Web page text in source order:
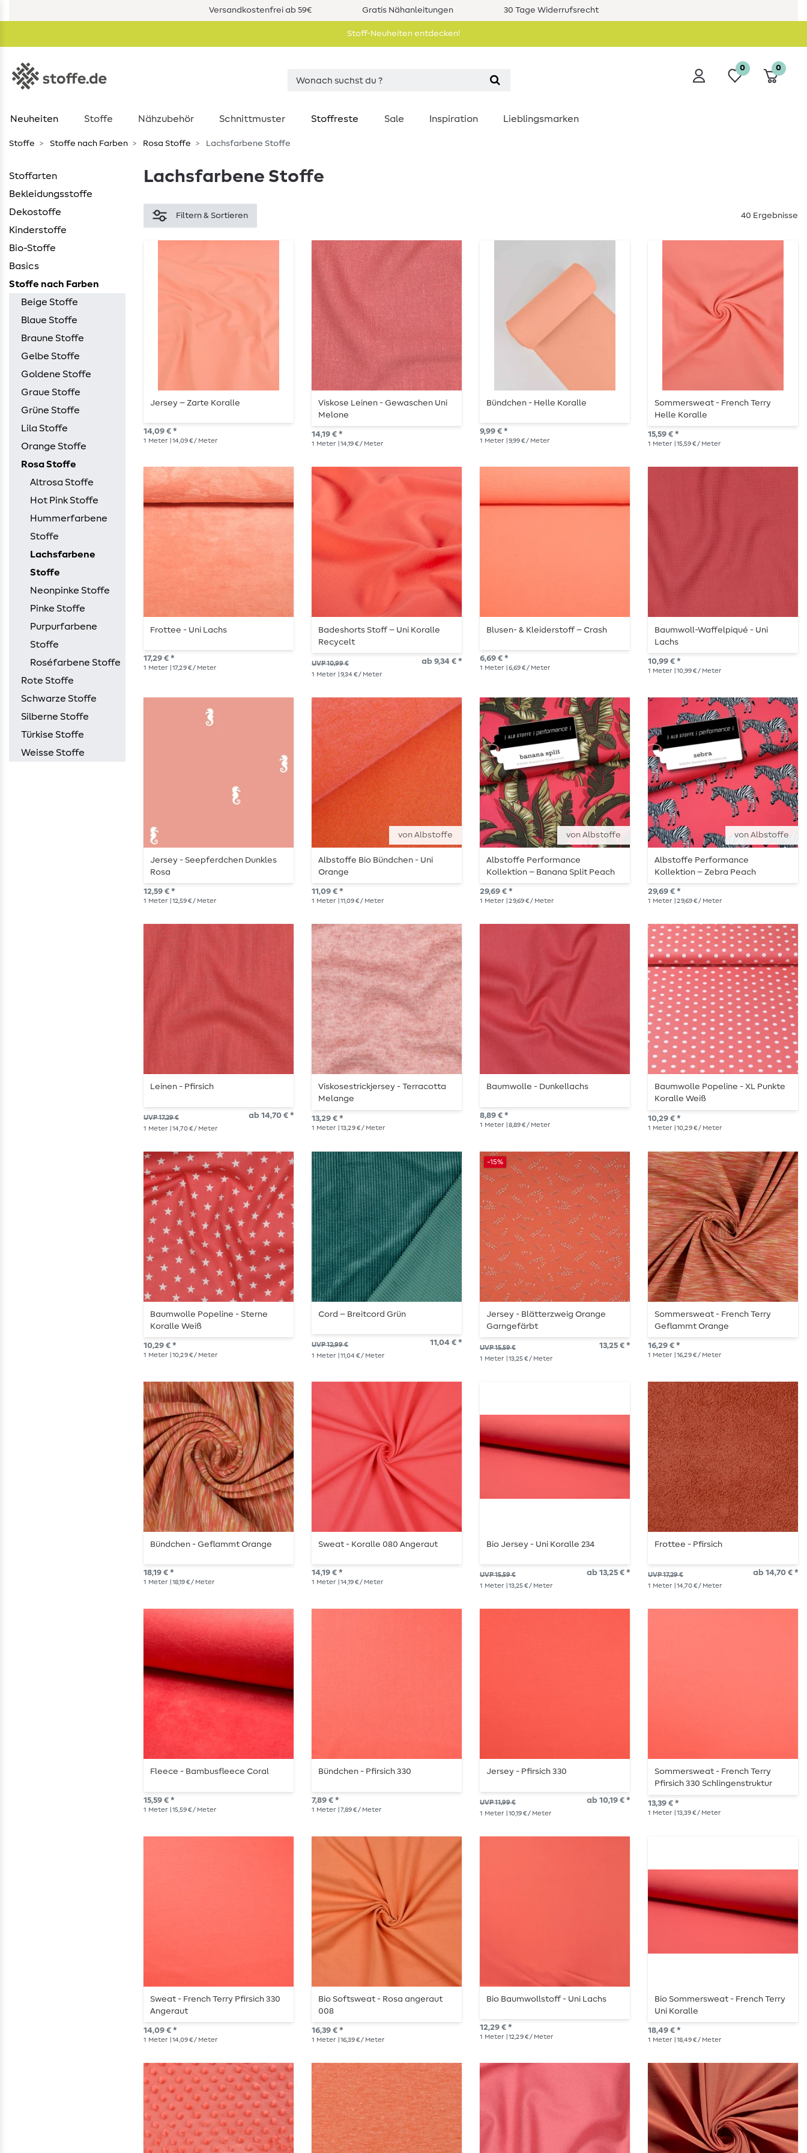
Versandkostenfrei ab 59€ Gratis Nähanleitungen 30 Tage Widerrufsrecht
Stoff-Neuheiten entdecken!
0 0
Neuheiten Stoffe Nähzubehör Schnittmuster Stoffreste Sale Inspiration Lieblingsmarken
Stoffe Stoffe nach Farben Rosa Stoffe Lachsfarbene Stoffe
Stoffarten
Bekleidungsstoffe
Dekostoffe
Kinderstoffe
Bio-Stoffe
Basics
Stoffe nach Farben
Beige Stoffe
Blaue Stoffe
Braune Stoffe
Gelbe Stoffe
Goldene Stoffe
Graue Stoffe
Grüne Stoffe
Lila Stoffe
Orange Stoffe
Rosa Stoffe
Altrosa Stoffe
Hot Pink Stoffe
Hummerfarbene
Stoffe
Lachsfarbene
Stoffe
Neonpinke Stoffe
Pinke Stoffe
Purpurfarbene
Stoffe
Roséfarbene Stoffe
Rote Stoffe
Schwarze Stoffe
Silberne Stoffe
Türkise Stoffe
Weisse Stoffe
Lachsfarbene Stoffe
Filtern & Sortieren 40 Ergebnisse
Jersey – Zarte Koralle
14,09 € *
1 Meter | 14,09 € / Meter
Viskose Leinen - Gewaschen Uni
Melone
14,19 € *
1 Meter | 14,19 € / Meter
Bündchen - Helle Koralle
9,99 € *
1 Meter | 9,99 € / Meter
Sommersweat - French Terry
Helle Koralle
15,59 € *
1 Meter | 15,59 € / Meter
Frottee - Uni Lachs
17,29 € *
1 Meter | 17,29 € / Meter
Badeshorts Stoff – Uni Koralle
Recycelt
UVP 10,99 € ab 9,34 € *
1 Meter | 9,34 € / Meter
Blusen- & Kleiderstoff – Crash
6,69 € *
1 Meter | 6,69 € / Meter
Baumwoll-Waffelpiqué - Uni
Lachs
10,99 € *
1 Meter | 10,99 € / Meter
Jersey - Seepferdchen Dunkles
Rosa
12,59 € *
1 Meter | 12,59 € / Meter
von Albstoffe
Albstoffe Bio Bündchen - Uni
Orange
11,09 € *
1 Meter | 11,09 € / Meter
von Albstoffe
Albstoffe Performance
Kollektion – Banana Split Peach
29,69 € *
1 Meter | 29,69 € / Meter
von Albstoffe
Albstoffe Performance
Kollektion – Zebra Peach
29,69 € *
1 Meter | 29,69 € / Meter
Leinen - Pfirsich
UVP 17,29 € ab 14,70 € *
1 Meter | 14,70 € / Meter
Viskosestrickjersey - Terracotta
Melange
13,29 € *
1 Meter | 13,29 € / Meter
Baumwolle - Dunkellachs
8,89 € *
1 Meter | 8,89 € / Meter
Baumwolle Popeline - XL Punkte
Koralle Weiß
10,29 € *
1 Meter | 10,29 € / Meter
Baumwolle Popeline - Sterne
Koralle Weiß
10,29 € *
1 Meter | 10,29 € / Meter
Cord – Breitcord Grün
UVP 12,99 € 11,04 € *
1 Meter | 11,04 € / Meter
-15%
Jersey - Blätterzweig Orange
Garngefärbt
UVP 15,59 € 13,25 € *
1 Meter | 13,25 € / Meter
Sommersweat - French Terry
Geflammt Orange
Schlingenstruktur
16,29 € *
1 Meter | 16,29 € / Meter
Bündchen - Geflammt Orange
18,19 € *
1 Meter | 18,19 € / Meter
Sweat - Koralle 080 Angeraut
14,19 € *
1 Meter | 14,19 € / Meter
Bio Jersey - Uni Koralle 234
UVP 15,59 € ab 13,25 € *
1 Meter | 13,25 € / Meter
Frottee - Pfirsich
UVP 17,29 € ab 14,70 € *
1 Meter | 14,70 € / Meter
Fleece - Bambusfleece Coral
15,59 € *
1 Meter | 15,59 € / Meter
Bündchen - Pfirsich 330
7,89 € *
1 Meter | 7,89 € / Meter
Jersey - Pfirsich 330
UVP 11,99 € ab 10,19 € *
1 Meter | 10,19 € / Meter
Sommersweat - French Terry
Pfirsich 330 Schlingenstruktur
13,39 € *
1 Meter | 13,39 € / Meter
Sweat - French Terry Pfirsich 330
Angeraut
14,09 € *
1 Meter | 14,09 € / Meter
Bio Softsweat - Rosa angeraut
008
16,39 € *
1 Meter | 16,39 € / Meter
Bio Baumwollstoff - Uni Lachs
12,29 € *
1 Meter | 12,29 € / Meter
Bio Sommersweat - French Terry
Uni Koralle
18,49 € *
1 Meter | 18,49 € / Meter